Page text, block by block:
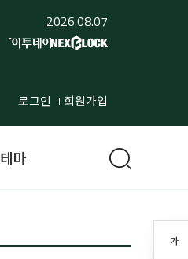
2026.08.07
로그인 회원가입
가
테마